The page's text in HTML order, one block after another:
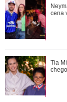
Zé
pede
cena
Tia